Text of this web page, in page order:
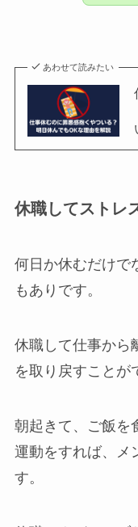
あわせて読みたい
休職してストレ
何日か休むだけで
もありです。
休職して仕事から
を取り戻すことが
朝起きて、ご飯を
運動をすれば、メ
す。